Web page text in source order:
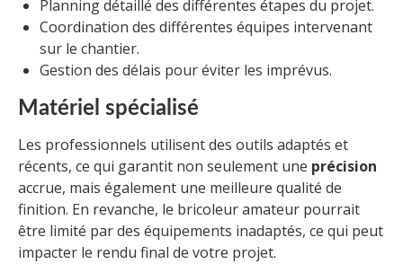
Planning détaillé des différentes étapes du projet.
Coordination des différentes équipes intervenant
sur le chantier.
Gestion des délais pour éviter les imprévus.
Matériel spécialisé
Les professionnels utilisent des outils adaptés et
récents, ce qui garantit non seulement une précision
accrue, mais également une meilleure qualité de
finition. En revanche, le bricoleur amateur pourrait
être limité par des équipements inadaptés, ce qui peut
impacter le rendu final de votre projet.